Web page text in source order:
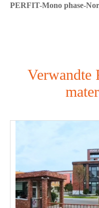
PERFIT-Mono phase-
Verwandte